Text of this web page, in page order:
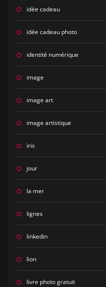
idée cadeau
idée cadeau photo
identité numérique
image
image art
image artistique
iris
jour
la mer
lignes
linkedin
lion
livre photo gratuit